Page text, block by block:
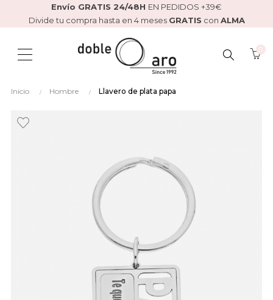
Envío GRATIS 24/48H EN PEDIDOS +39€
Divide tu compra hasta en 4 meses GRATIS con ALMA
BUSCAR
Inicio Hombre Llavero de plata papa